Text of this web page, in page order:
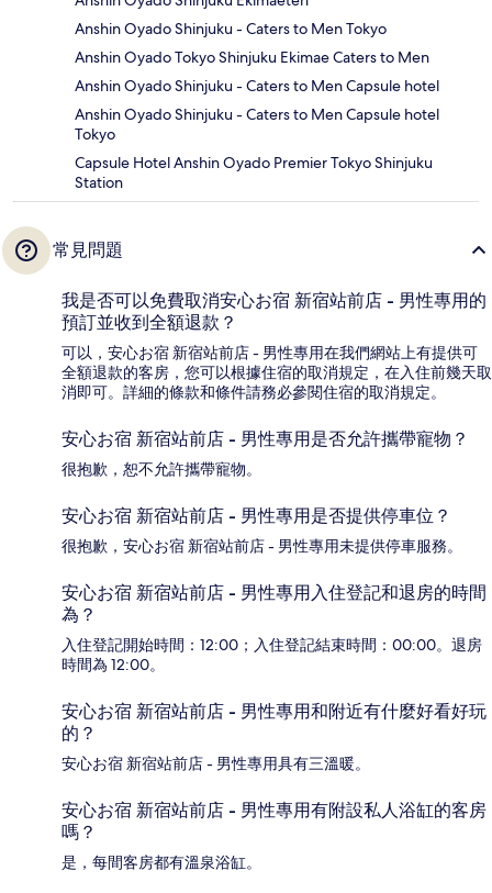
Anshin Oyado Shinjuku - Caters to Men Tokyo
Anshin Oyado Tokyo Shinjuku Ekimae Caters to Men
Anshin Oyado Shinjuku - Caters to Men Capsule hotel
Anshin Oyado Shinjuku - Caters to Men Capsule hotel
Tokyo
Capsule Hotel Anshin Oyado Premier Tokyo Shinjuku
Station
常見問題
我是否可以免費取消安心お宿 新宿站前店 - 男性專用的
預訂並收到全額退款？
可以，安心お宿 新宿站前店 - 男性專用在我們網站上有提供可
全額退款的客房，您可以根據住宿的取消規定，在入住前幾天取
消即可。詳細的條款和條件請務必參閱住宿的取消規定。
安心お宿 新宿站前店 - 男性專用是否允許攜帶寵物？
很抱歉，恕不允許攜帶寵物。
安心お宿 新宿站前店 - 男性專用是否提供停車位？
很抱歉，安心お宿 新宿站前店 - 男性專用未提供停車服務。
安心お宿 新宿站前店 - 男性專用入住登記和退房的時間
為？
入住登記開始時間：12:00；入住登記結束時間：00:00。退房
時間為 12:00。
安心お宿 新宿站前店 - 男性專用和附近有什麼好看好玩
的？
安心お宿 新宿站前店 - 男性專用具有三溫暖。
安心お宿 新宿站前店 - 男性專用有附設私人浴缸的客房
嗎？
是，每間客房都有溫泉浴缸。